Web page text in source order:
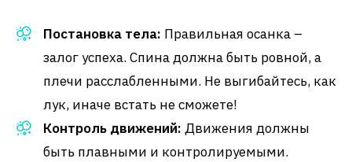
Постановка тела: Правильная осанка –
залог успеха. Спина должна быть ровной, а
плечи расслабленными. Не выгибайтесь, как
лук, иначе встать не сможете!
Контроль движений: Движения должны
быть плавными и контролируемыми.